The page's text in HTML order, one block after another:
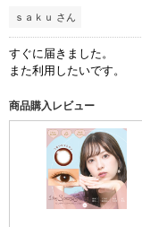
ｓａｋｕ さん
すぐに届きました。
また利用したいです。
商品購入レビュー